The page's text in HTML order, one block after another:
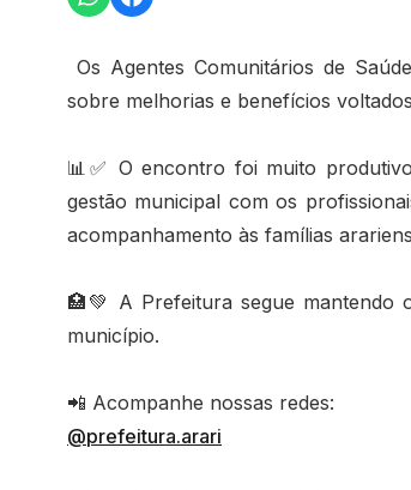
Os Agentes Comunitários de
sobre melhorias e benefícios
📊✅ O encontro foi muito
gestão municipal com os
acompanhamento às famílias
🏥💚 A Prefeitura segue mantendo
município.
📲 Acompanhe nossas redes:
@prefeitura.arari